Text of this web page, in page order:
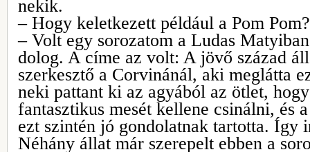
nekik.
– Hogy keletkezett például a Pom Pom?
– Volt egy sorozatom a Ludas
dolog. A címe az volt: A jövő század
szerkesztő a Corvinánál, aki meglátta
neki pattant ki az agyából az ötlet,
fantasztikus mesét kellene csinálni, és
ezt szintén jó gondolatnak tartotta. Így
Néhány állat már szerepelt ebben a